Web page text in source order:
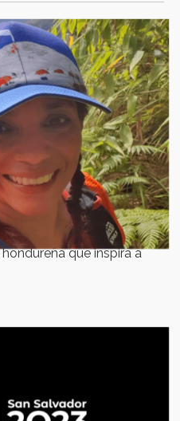
que inspira a